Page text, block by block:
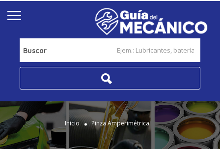
Buscar
Inicio Pinza Amperimétrica